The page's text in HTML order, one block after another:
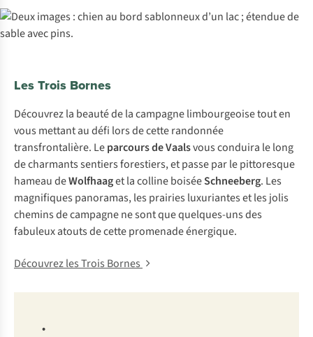
Les Trois Bornes
Découvrez la beauté de la campagne limbourgeoise tout en
vous mettant au défi lors de cette randonnée
transfrontalière. Leparcours de Vaalsvous conduira le long
de charmants sentiers forestiers, et passe par le pittoresque
hameau deWolfhaaget la colline boiséeSchneeberg. Les
magnifiques panoramas, les prairies luxuriantes et les jolis
chemins de campagne ne sont que quelques-uns des
fabuleux atouts de cette promenade énergique.
Découvrez les Trois Bornes
•